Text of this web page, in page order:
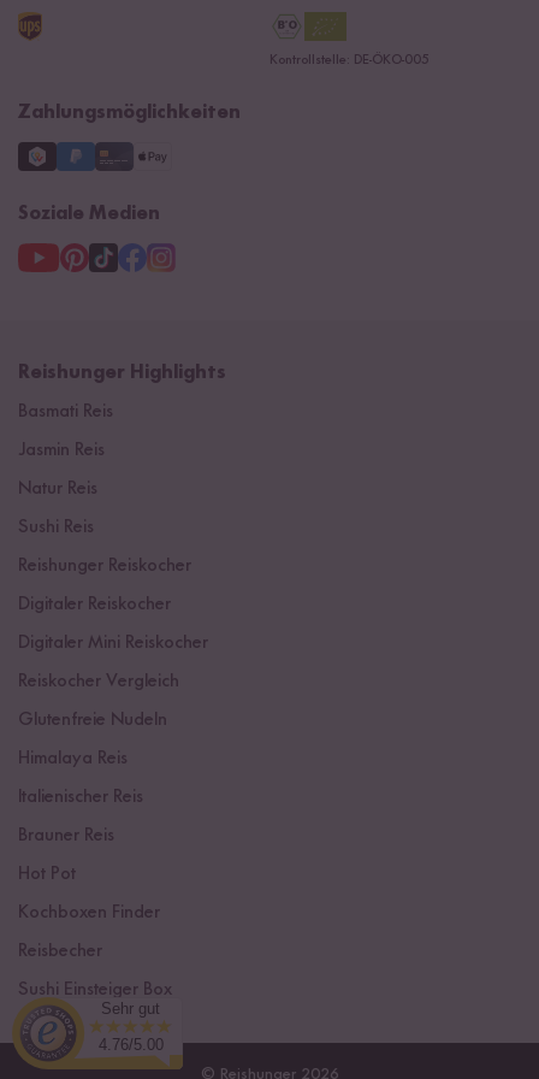
Reishunger Gutscheine
Datenschutzerklärung
Kontrollstelle: DE-ÖKO-005
Zahlungsmöglichkeiten
Soziale Medien
Reishunger Highlights
Basmati Reis
Jasmin Reis
Natur Reis
Sushi Reis
Reishunger Reiskocher
Digitaler Reiskocher
Digitaler Mini Reiskocher
Reiskocher Vergleich
Glutenfreie Nudeln
Himalaya Reis
Italienischer Reis
Brauner Reis
Hot Pot
Kochboxen Finder
Reisbecher
Sushi Einsteiger Box
© Reishunger 2026
Sehr gut
4.76/5.00